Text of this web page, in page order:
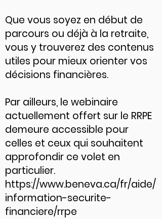
Que vous soyez en début de
parcours ou déjà à la retraite,
vous y trouverez des contenus
utiles pour mieux orienter vos
décisions financières.
Par ailleurs, le webinaire
actuellement offert sur le RRPE
demeure accessible pour
celles et ceux qui souhaitent
approfondir ce volet en
particulier.
https://www.beneva.ca/fr/aide/
information-securite-
financiere/rrpe